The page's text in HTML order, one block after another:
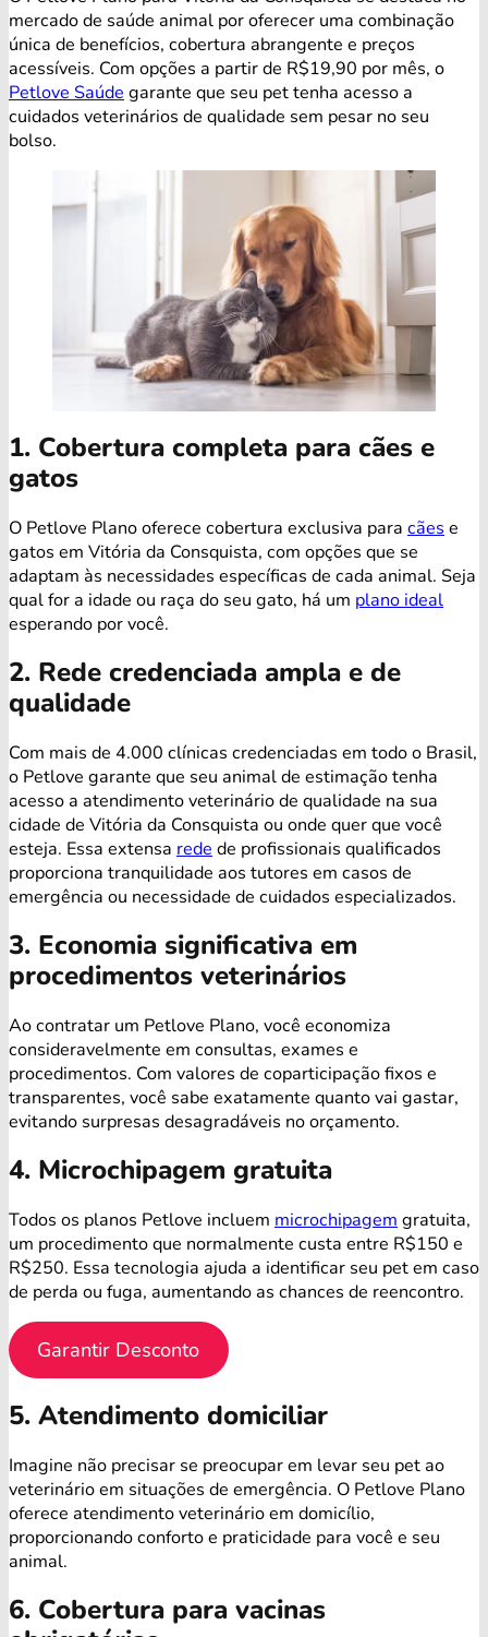
mercado de saúde animal por oferecer uma combinação
única de benefícios, cobertura abrangente e preços
acessíveis. Com opções a partir de R$19,90 por mês, o
Petlove Saúde garante que seu pet tenha acesso a
cuidados veterinários de qualidade sem pesar no seu
bolso.
1. Cobertura completa para cães e
gatos
O Petlove Plano oferece cobertura exclusiva para cães e
gatos em Vitória da Consquista, com opções que se
adaptam às necessidades específicas de cada animal. Seja
qual for a idade ou raça do seu gato, há um plano ideal
esperando por você.
2. Rede credenciada ampla e de
qualidade
Com mais de 4.000 clínicas credenciadas em todo o Brasil,
o Petlove garante que seu animal de estimação tenha
acesso a atendimento veterinário de qualidade na sua
cidade de Vitória da Consquista ou onde quer que você
esteja. Essa extensa rede de profissionais qualificados
proporciona tranquilidade aos tutores em casos de
emergência ou necessidade de cuidados especializados.
3. Economia significativa em
procedimentos veterinários
Ao contratar um Petlove Plano, você economiza
consideravelmente em consultas, exames e
procedimentos. Com valores de coparticipação fixos e
transparentes, você sabe exatamente quanto vai gastar,
evitando surpresas desagradáveis no orçamento.
4. Microchipagem gratuita
Todos os planos Petlove incluem microchipagem gratuita,
um procedimento que normalmente custa entre R$150 e
R$250. Essa tecnologia ajuda a identificar seu pet em caso
de perda ou fuga, aumentando as chances de reencontro.
Garantir Desconto
5. Atendimento domiciliar
Imagine não precisar se preocupar em levar seu pet ao
veterinário em situações de emergência. O Petlove Plano
oferece atendimento veterinário em domicílio,
proporcionando conforto e praticidade para você e seu
animal.
6. Cobertura para vacinas